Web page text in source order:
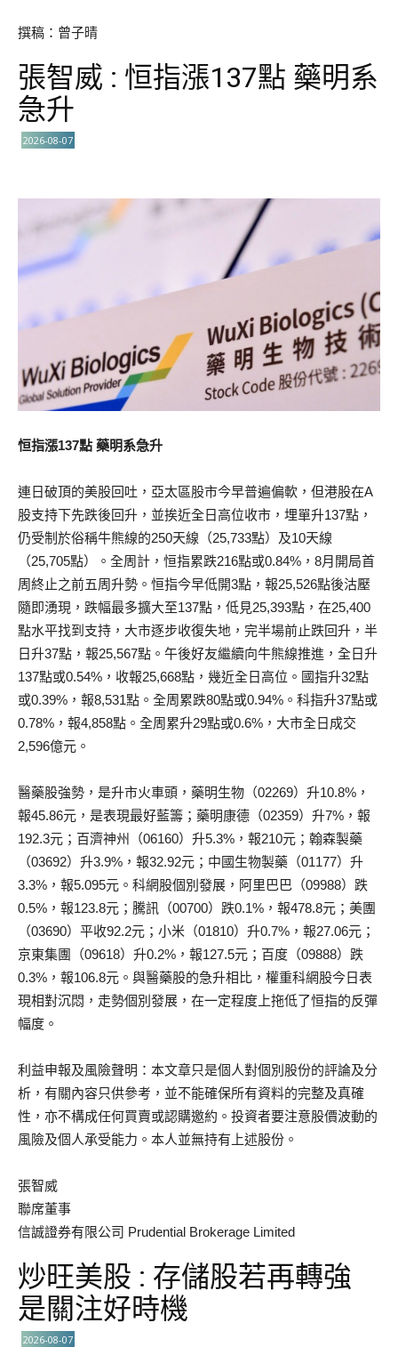
撰稿：曾子晴
張智威 : 恒指漲137點 藥明系
急升
2026-08-07
恒指漲137點 藥明系急升
連日破頂的美股回吐，亞太區股市今早普遍偏軟，但港股在A
股支持下先跌後回升，並挨近全日高位收市，埋單升137點，
仍受制於俗稱牛熊線的250天線（25,733點）及10天線
（25,705點）。全周計，恒指累跌216點或0.84%，8月開局首
周終止之前五周升勢。恒指今早低開3點，報25,526點後沽壓
隨即湧現，跌幅最多擴大至137點，低見25,393點，在25,400
點水平找到支持，大市逐步收復失地，完半場前止跌回升，半
日升37點，報25,567點。午後好友繼續向牛熊線推進，全日升
137點或0.54%，收報25,668點，幾近全日高位。國指升32點
或0.39%，報8,531點。全周累跌80點或0.94%。科指升37點或
0.78%，報4,858點。全周累升29點或0.6%，大市全日成交
2,596億元。
醫藥股強勢，是升市火車頭，藥明生物（02269）升10.8%，
報45.86元，是表現最好藍籌；藥明康德（02359）升7%，報
192.3元；百濟神州（06160）升5.3%，報210元；翰森製藥
（03692）升3.9%，報32.92元；中國生物製藥（01177）升
3.3%，報5.095元。科網股個別發展，阿里巴巴（09988）跌
0.5%，報123.8元；騰訊（00700）跌0.1%，報478.8元；美團
（03690）平收92.2元；小米（01810）升0.7%，報27.06元；
京東集團（09618）升0.2%，報127.5元；百度（09888）跌
0.3%，報106.8元。與醫藥股的急升相比，權重科網股今日表
現相對沉悶，走勢個別發展，在一定程度上拖低了恒指的反彈
幅度。
利益申報及風險聲明：本文章只是個人對個別股份的評論及分
析，有關內容只供參考，並不能確保所有資料的完整及真確
性，亦不構成任何買賣或認購邀約。投資者要注意股價波動的
風險及個人承受能力。本人並無持有上述股份。
張智威
聯席董事
信誠證券有限公司 Prudential Brokerage Limited
炒旺美股 : 存儲股若再轉強
是關注好時機
2026-08-07